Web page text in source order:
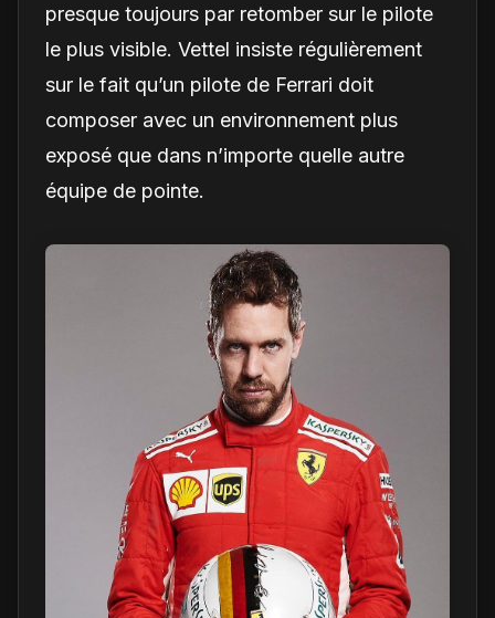
presque toujours par retomber sur le pilote
le plus visible. Vettel insiste régulièrement
sur le fait qu’un pilote de Ferrari doit
composer avec un environnement plus
exposé que dans n’importe quelle autre
équipe de pointe.